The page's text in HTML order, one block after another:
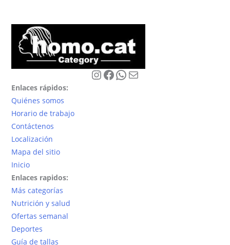
Las
opciones
se
pueden
en
la
página
de
producto
Las
se
pueden
elegir
Instagram
Facebook
WhatsApp
Correo electrónico
Enlaces rápidos:
Quiénes somos
Horario de trabajo
Contáctenos
Localización
Mapa del sitio
Inicio
Enlaces rapidos:
Más categorías
Nutrición y salud
Ofertas semanal
Deportes
Guía de tallas